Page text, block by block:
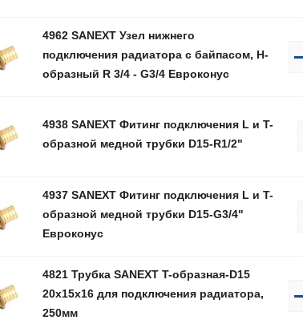
4962 SANEXT Узел нижнего
подключения радиатора с байпасом, Н-
образный R 3/4 - G3/4 Евроконус
4938 SANEXT Фитинг подключения L и T-
образной медной трубки D15-R1/2"
4937 SANEXT Фитинг подключения L и T-
образной медной трубки D15-G3/4"
Евроконус
4821 Трубка SANEXT T-образная-D15
20х15х16 для подключения радиатора,
250мм